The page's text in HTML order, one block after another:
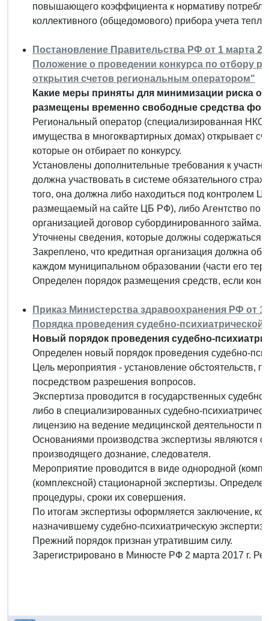
повышающего коэффициента к нормативу
коллективного (общедомового) прибора учета
Постановление Правительства РФ от 1 марта
Положение о проведении конкурса по отбору
открытия счетов региональным оператором"
Какие меры приняты для минимизации риска
размещены временно свободные средства
Региональный оператор (специализированная
имущества в многоквартирных домах) открывает
которые он отбирает по конкурсу.
Установлены дополнительные требования к
должна участвовать в системе обязательного
того, она должна либо находиться под контролем
размещаемый на сайте ЦБ РФ), либо Агентство по
организацией договор субординированного займа.
Уточнены сведения, которые должны содержаться
Закреплено, что кредитная организация должна
каждом муниципальном образовании (части его
Определен порядок размещения средств, если
Приказ Министерства здравоохранения РФ от
Порядка проведения судебно-психиатрической
Новый порядок проведения судебно-
Определен новый порядок проведения судебно-
Цель мероприятия - установление обстоятельств,
посредством разрешения вопросов.
Экспертиза проводится в государственных
либо в специализированных судебно-
лицензию на ведение медицинской деятельности
Основаниями производства экспертизы являются
производящего дознание, следователя.
Мероприятие проводится в виде однородной
(комплексной) стационарной экспертизы.
процедуры, сроки их совершения.
По итогам экспертизы оформляется заключение,
назначившему судебно-психиатрическую экспертизу.
Прежний порядок признан утратившим силу.
Зарегистрировано в Минюсте РФ 2 марта 2017 г.